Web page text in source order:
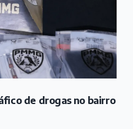
de drogas no bairro